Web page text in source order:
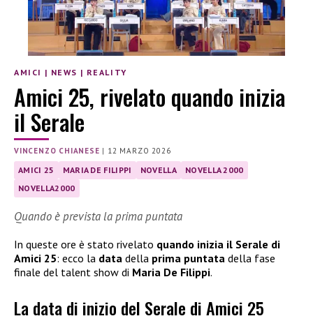
AMICI | NEWS | REALITY
Amici 25, rivelato quando inizia
il Serale
VINCENZO CHIANESE | 12 MARZO 2026
AMICI 25 MARIA DE FILIPPI NOVELLA
NOVELLA 2000
NOVELLA2000
Quando è prevista la prima puntata
In queste ore è stato rivelato quando inizia il Serale di
Amici 25: ecco la data della prima puntata della fase
finale del talent show di Maria De Filippi.
La data di inizio del Serale di Amici 25